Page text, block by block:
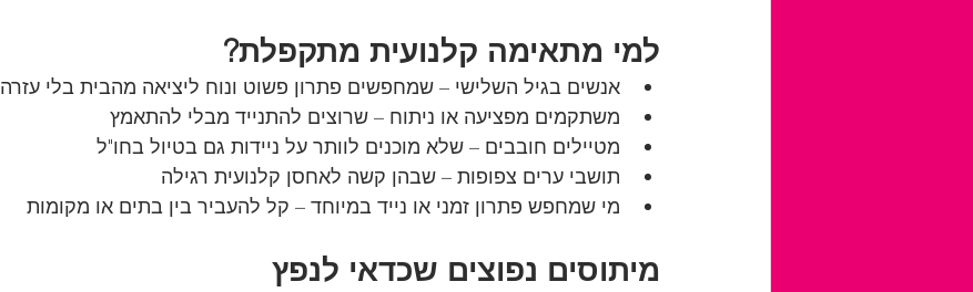
למי מתאימה קלנועית מתקפלת?
אנשים בגיל השלישי – שמחפשים פתרון פשוט ונוח ליציאה מהבית בלי עזרה
משתקמים מפציעה או ניתוח – שרוצים להתנייד מבלי להתאמץ
מטיילים חובבים – שלא מוכנים לוותר על ניידות גם בטיול בחו"ל
תושבי ערים צפופות – שבהן קשה לאחסן קלנועית רגילה
מי שמחפש פתרון זמני או נייד במיוחד – קל להעביר בין בתים או מקומות
מיתוסים נפוצים שכדאי לנפץ